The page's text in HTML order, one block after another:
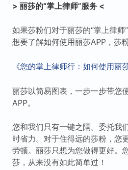
> 丽莎的“掌上律师”服务 <
如果莎粉们对于丽莎的“掌上律
想要了解如何使用丽莎APP，莎
《您的掌上律师行：如何使用丽
丽莎以简易图表，一步一步带您
APP。
您和我们只有一键之隔。委托我
时省力。对于住得远的莎粉，您
劳顿。丽莎只想为您做得更好。
莎，从来没有如此简单过！